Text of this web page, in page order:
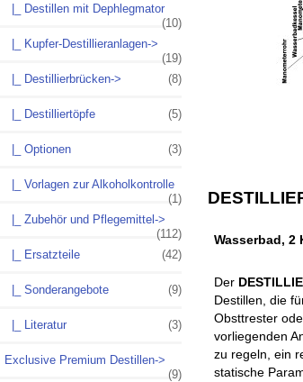
|_ Destillen mit Dephlegmator
(10)
|_ Kupfer-Destillieranlagen->
(19)
|_ Destillierbrücken->
(8)
|_ Destilliertöpfe (5)
|_ Optionen (3)
|_ Vorlagen zur Alkoholkontrolle
(1)
|_ Zubehör und Pflegemittel->
(112)
|_ Ersatzteile
(42)
|_ Sonderangebote (9)
|_ Literatur (3)
Exclusive Premium Destillen->
(9)
Wasserbad, 2
Der
Destillen, die
Obsttrester
vorliegenden
zu regeln, ein
statische